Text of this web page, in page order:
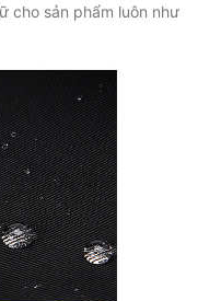
cho sản phẩm luôn như